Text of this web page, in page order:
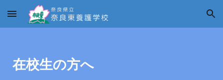
Skip to main content Skip to navigation
在校生の方へ